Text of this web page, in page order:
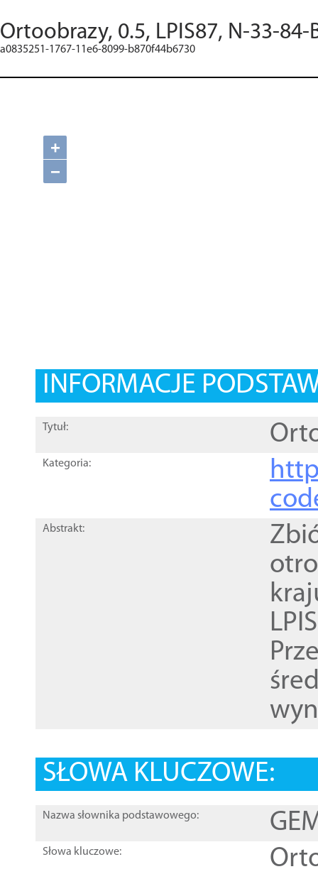
Ortoobrazy, 0.5, LPIS87, N-33-84-
a0835251-1767-11e6-8099-b870f44b6730
+
−
INFORMACJE
Tytuł:
Kategoria:
Abstrakt:
SŁOWA KLUCZOWE:
Nazwa słownika podstawowego:
Słowa kluczowe: